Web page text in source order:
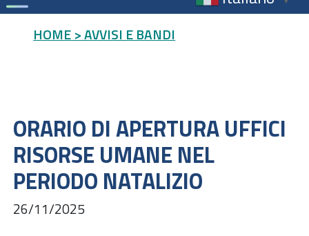
HOME > AVVISI E BANDI
ORARIO DI APERTURA UFFICI
RISORSE UMANE NEL
PERIODO NATALIZIO
26/11/2025